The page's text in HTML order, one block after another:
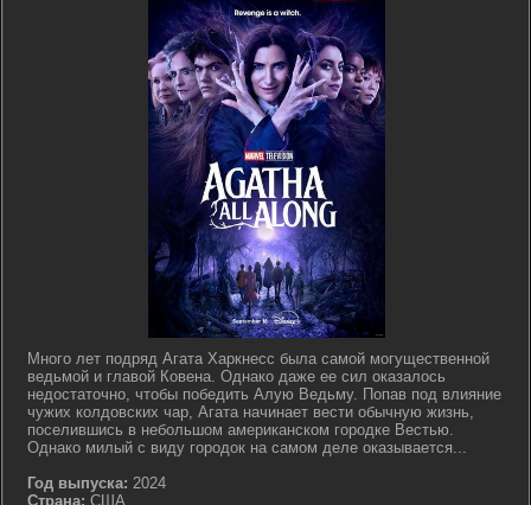
Много лет подряд Агата Харкнесс была самой могущественной
ведьмой и главой Ковена. Однако даже ее сил оказалось
недостаточно, чтобы победить Алую Ведьму. Попав под влияние
чужих колдовских чар, Агата начинает вести обычную жизнь,
поселившись в небольшом американском городке Вестью.
Однако милый с виду городок на самом деле оказывается...
Год выпуска: 2024
Страна: США